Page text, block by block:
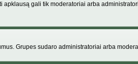
gali tik moderatoriai arba
Grupes sudaro administratoriai arba